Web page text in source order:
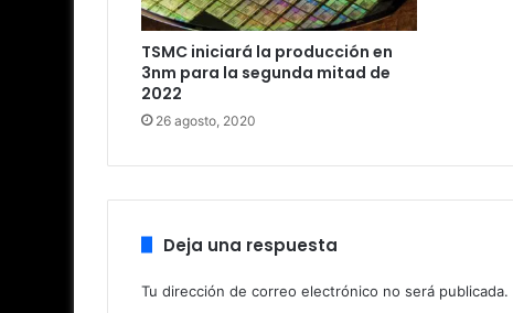
TSMC iniciará la producción en
3nm para la segunda mitad de
2022
26 agosto, 2020
Deja una respuesta
Tu dirección de correo electrónico no será publicada.